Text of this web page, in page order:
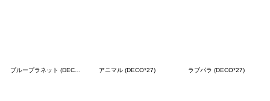
ブループラネット (DECO*27) アニマル (DECO*27) ラブパラ (DECO*27)